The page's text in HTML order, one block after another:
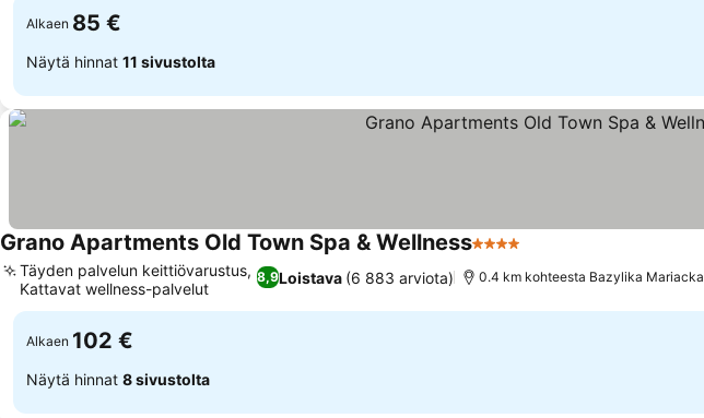
Alkaen 85 €
Näytä hinnat 11 sivustolta
Grano Apartments Old Town Spa & Wellness4 Tähtiluokitus
8,9Loistava (6 883 arviota)
Täyden palvelun keittiövarustus,
Kattavat wellness-palvelut
0.4 km kohteesta Bazylika Mariacka
Alkaen 102 €
Näytä hinnat 8 sivustolta